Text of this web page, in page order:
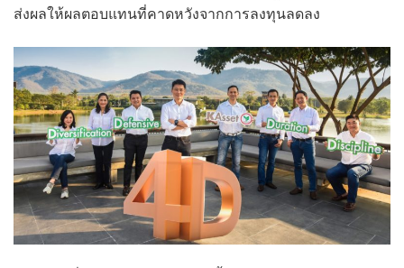
ส่งผลให้ผลตอบแทนที่คาดหวังจากการลงทุนลดลง